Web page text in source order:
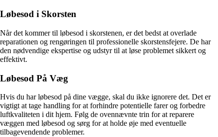
Løbesod i Skorsten
Når det kommer til løbesod i skorstenen, er det bedst at overlade
reparationen og rengøringen til professionelle skorstensfejere. De har
den nødvendige ekspertise og udstyr til at løse problemet sikkert og
effektivt.
Løbesod På Væg
Hvis du har løbesod på dine vægge, skal du ikke ignorere det. Det er
vigtigt at tage handling for at forhindre potentielle farer og forbedre
luftkvaliteten i dit hjem. Følg de ovennævnte trin for at reparere
væggen med løbesod og sørg for at holde øje med eventuelle
tilbagevendende problemer.